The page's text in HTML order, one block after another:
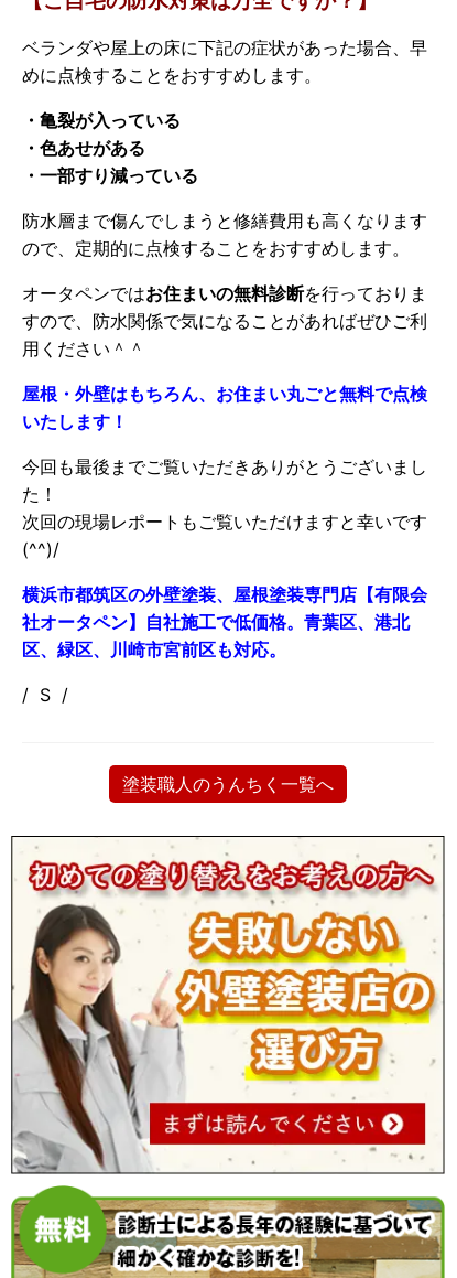
ベランダや屋上の床に下記の症状があった場合、早
めに点検することをおすすめします。
・亀裂が入っている
・色あせがある
・一部すり減っている
防水層まで傷んでしまうと修繕費用も高くなります
ので、定期的に点検することをおすすめします。
オータペンではお住まいの無料診断を行っておりま
すので、防水関係で気になることがあればぜひご利
用ください＾＾
屋根・外壁はもちろん、お住まい丸ごと無料で点検
いたします！
今回も最後までご覧いただきありがとうございまし
た！
次回の現場レポートもご覧いただけますと幸いです
(^^)/
横浜市都筑区の外壁塗装、屋根塗装専門店【有限会
社オータペン】自社施工で低価格。青葉区、港北
区、緑区、川崎市宮前区も対応。
/ S /
塗装職人のうんちく一覧へ